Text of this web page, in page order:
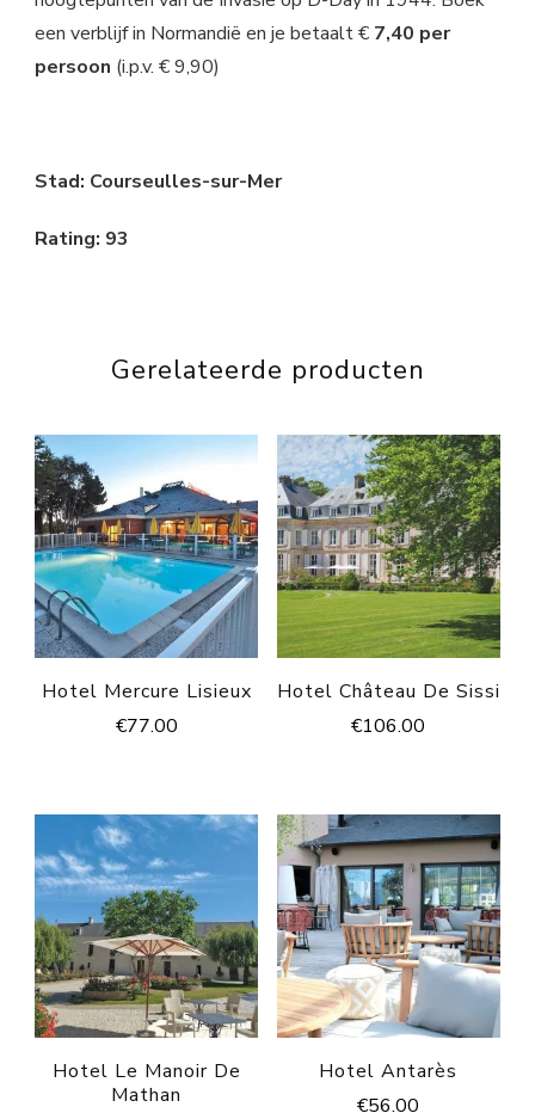
een verblijf in Normandië en je betaalt € 7,40 per
persoon (i.p.v. € 9,90)
Stad: Courseulles-sur-Mer
Rating: 93
Gerelateerde producten
Hotel Mercure Lisieux
€77.00
Hotel Château De Sissi
€106.00
Hotel Le Manoir De
Mathan
Hotel Antarès
€56.00